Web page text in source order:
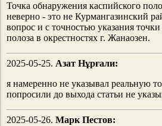
Точка обнаружения каспийского
неверно - это не Курмангазинский
вопрос и с точностью указания
полоза в окрестностях г. Жанаозен.
2025-05-25. Азат Нұрғали:
я намеренно не указывал реальную
попросили до выхода статьи не
2025-05-26. Марк Пестов: